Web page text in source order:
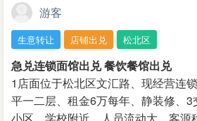
游客
生意转让 店铺出兑 松北区
急兑连锁面馆出兑 餐饮餐馆出兑
1店面位于松北区文汇路、现经营连
平一二层、租金6万每年、静装修、
小区、学校附近、人员流动大、客